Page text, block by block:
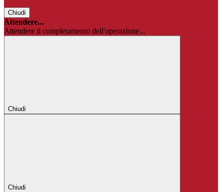
Chiudi
Attendere...
Attendere il completamento dell'operazione...
Chiudi
Chiudi